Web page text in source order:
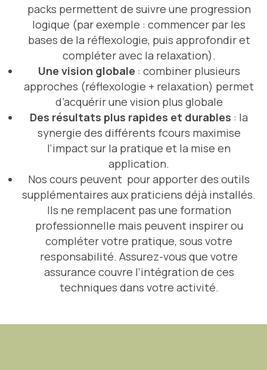
packs permettent de suivre une progression
logique (par exemple : commencer par les
bases de la réflexologie, puis approfondir et
compléter avec la relaxation).
Une vision globale : combiner plusieurs
approches (réflexologie + relaxation) permet
d’acquérir une vision plus globale
Des résultats plus rapides et durables : la
synergie des différents fcours maximise
l’impact sur la pratique et la mise en
application.
Nos cours peuvent pour apporter des outils
supplémentaires aux praticiens déjà installés.
Ils ne remplacent pas une formation
professionnelle mais peuvent inspirer ou
compléter votre pratique, sous votre
responsabilité. Assurez-vous que votre
assurance couvre l’intégration de ces
techniques dans votre activité.